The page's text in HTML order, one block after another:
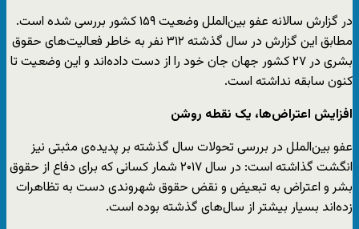
در گزارش سالانه عفو بین‌الملل وضعیت ۱۵۹ کشور بررسی شده است.
مطابق این گزارش در سال گذشته ۳۱۲ نفر به خاطر فعالیت‌های حقوق
بشری در ۲۷ کشور جهان جان خود را از دست داده‌اند و این وضعیت تا
کنون سابقه نداشته است.
افزایش اعتراض‌ها، یک نقطه روشن
عفو بین‌الملل در بررسی تحولات سال گذشته بر پدیده‌ی مثبتی نیز
انگشت گذاشته است: در سال ۲۰۱۷ شمار کسانی که برای دفاع از حقوق
بشر و اعتراض به تبعیض و نقض حقوق شهروندی دست به تظاهرات
زده‌اند بسیار بیشتر از سال‌های گذشته بوده است.